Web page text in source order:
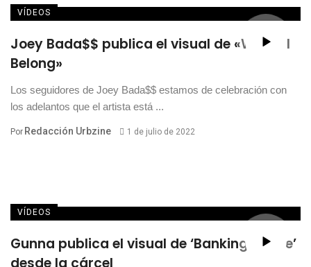
VÍDEOS
Joey Bada$$ publica el visual de «Where I
Belong»
Los seguidores de Joey Bada$$ estamos de celebración con
los adelantos que el artista está ...
Por Redacción Urbzine 1 de julio de 2022
VÍDEOS
Gunna publica el visual de ‘Banking On Me’